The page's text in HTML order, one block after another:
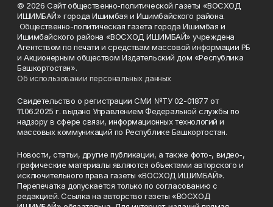
© 2026 Сайт общественно-политической газеты «ВОСХОД
ИШИМБАЙ» города Ишимбая и Ишимбайского района.
Общественно-политическая газета города Ишимбая и
Ишимбайского района «ВОСХОД ИШИМБАЙ» учреждена
Агентством по печати и средствам массовой информации РБ
и Акционерным обществом Издательский дом «Республика
Башкортостан».
Об использовании персональных данных
Свидетельство о регистрации СМИ №ТУ 02-01877 от
11.06.2025 г. выдано Управлением Федеральной службы по
надзору в сфере связи, информационных технологий и
массовых коммуникаций по Республике Башкортостан.
Новости, статьи, другие публикации, а также фото-, видео-,
графические материалы являются объектами авторского и
исключительного права газеты «ВОСХОД ИШИМБАЙ».
Перепечатка допускается только по согласованию с
редакцией. Ссылка на авторство газеты «ВОСХОД